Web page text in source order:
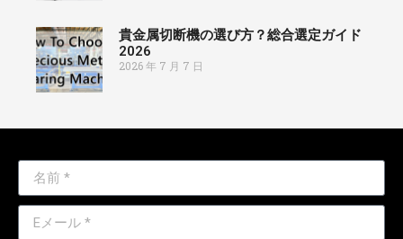
貴金属切断機の選び方？総合選定ガイド
2026
2026 年 7 月 7 日